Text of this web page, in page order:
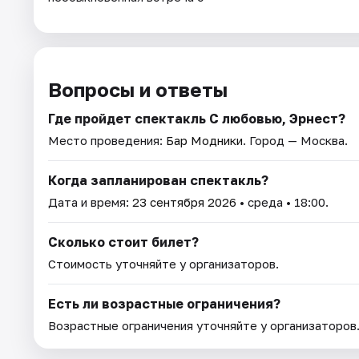
Вопросы и ответы
Где пройдет спектакль С любовью, Эрнест?
Место проведения: Бар Модники. Город — Москва.
Когда запланирован спектакль?
Дата и время: 23 сентября 2026 • среда • 18:00.
Сколько стоит билет?
Стоимость уточняйте у организаторов.
Есть ли возрастные ограничения?
Возрастные ограничения уточняйте у организаторов.